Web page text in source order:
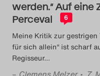
Das
Das
werden.“ Auf eine
Perceval
6
Meine Kritik zur gestrigen
für sich allein“ ist scharf
Regisseur…